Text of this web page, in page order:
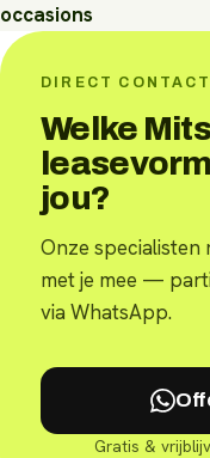
occasions
DIRECT CONTACT
Welke
jou?
Onze
met je mee —
via WhatsApp.
Gratis &